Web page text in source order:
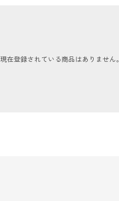
現在登録されている商品はありません。